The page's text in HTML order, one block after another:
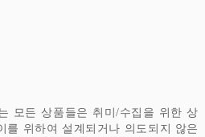
모든 상품들은 취미/수집을 위한 상
를 위하여 설계되거나 의도되지 않은